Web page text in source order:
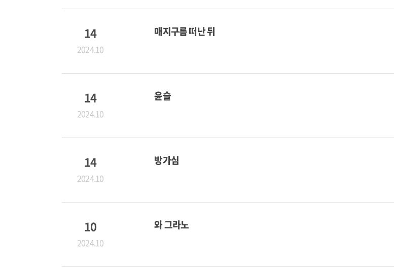
14
2024.10
매지구름 떠난 뒤
14
2024.10
윤슬
14
2024.10
방가심
10
2024.10
와 그라노